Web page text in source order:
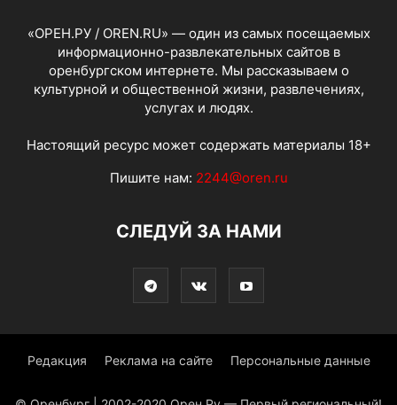
«ОРЕН.РУ / OREN.RU» — один из самых посещаемых
информационно-развлекательных сайтов в
оренбургском интернете. Мы рассказываем о
культурной и общественной жизни, развлечениях,
услугах и людях.
Настоящий ресурс может содержать материалы 18+
Пишите нам: 2244@oren.ru
СЛЕДУЙ ЗА НАМИ
Редакция Реклама на сайте Персональные данные